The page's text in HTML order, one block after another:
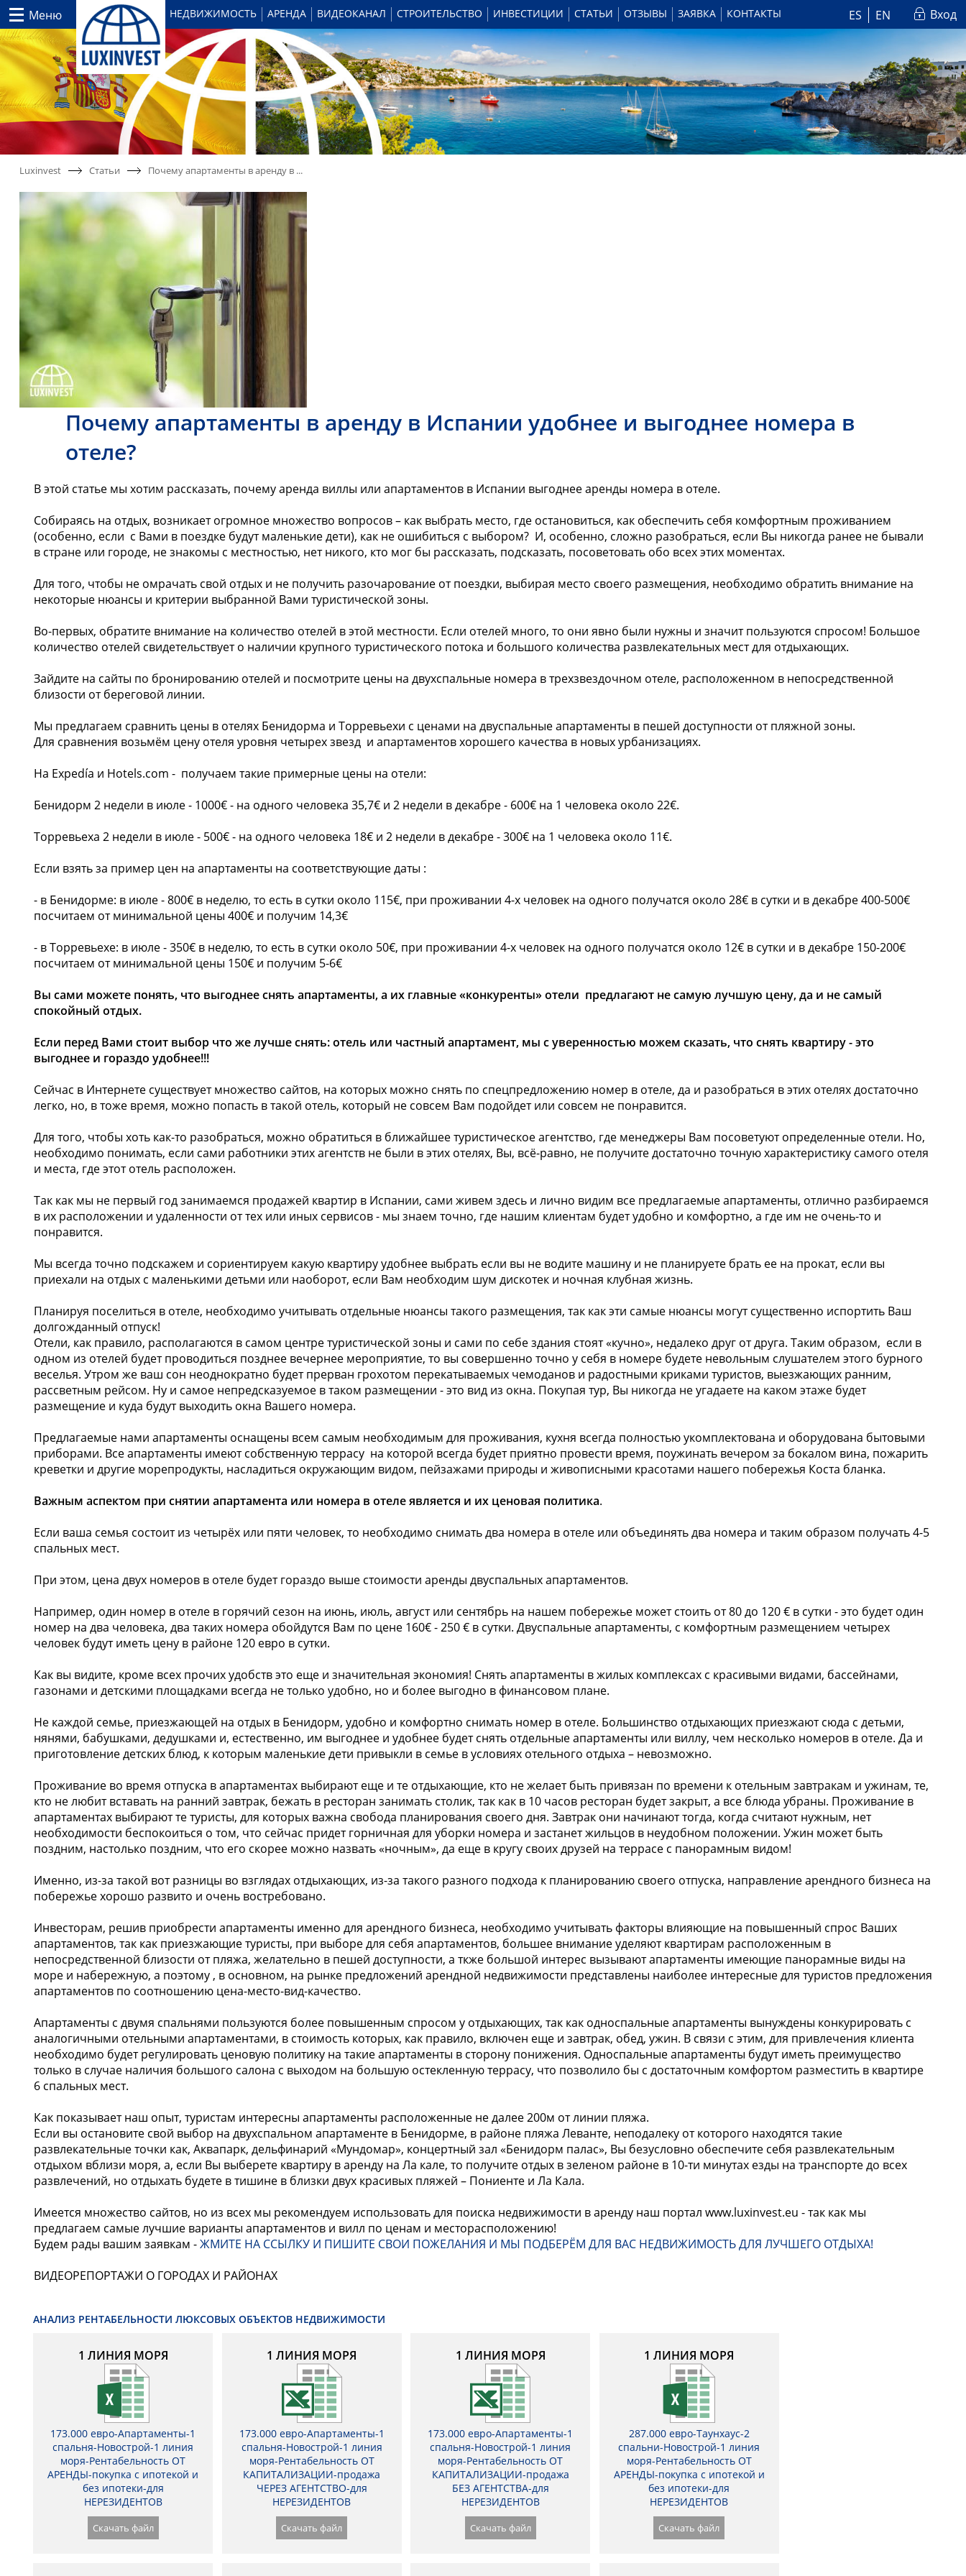
Меню НЕДВИЖИМОСТЬ АРЕНДА ВИДЕОКАНАЛ СТРОИТЕЛЬСТВО ИНВЕСТИЦИИ СТАТЬИ ОТЗЫВЫ ЗАЯВКА КОНТАКТЫ ES EN Вход
Luxinvest Статьи Почему апартаменты в аренду в ...
Почему апартаменты в аренду в Испании удобнее и выгоднее номера в
отеле?
В этой статье мы хотим рассказать, почему аренда виллы или апартаментов в Испании выгоднее аренды номера в отеле.
Собираясь на отдых, возникает огромное множество вопросов – как выбрать место, где остановиться, как обеспечить себя комфортным проживанием
(особенно, если с Вами в поездке будут маленькие дети), как не ошибиться с выбором? И, особенно, сложно разобраться, если Вы никогда ранее не бывали
в стране или городе, не знакомы с местностью, нет никого, кто мог бы рассказать, подсказать, посоветовать обо всех этих моментах.
Для того, чтобы не омрачать свой отдых и не получить разочарование от поездки, выбирая место своего размещения, необходимо обратить внимание на
некоторые нюансы и критерии выбранной Вами туристической зоны.
Во-первых, обратите внимание на количество отелей в этой местности. Если отелей много, то они явно были нужны и значит пользуются спросом! Большое
количество отелей свидетельствует о наличии крупного туристического потока и большого количества развлекательных мест для отдыхающих.
Зайдите на сайты по бронированию отелей и посмотрите цены на двухспальные номера в трехзвездочном отеле, расположенном в непосредственной
близости от береговой линии.
Мы предлагаем сравнить цены в отелях Бенидорма и Торревьехи с ценами на двуспальные апартаменты в пешей доступности от пляжной зоны.
Для сравнения возьмём цену отеля уровня четырех звезд и апартаментов хорошего качества в новых урбанизациях.
На Expedía и Hotels.com - получаем такие примерные цены на отели:
Бенидорм 2 недели в июле - 1000€ - на одного человека 35,7€ и 2 недели в декабре - 600€ на 1 человека около 22€.
Торревьеха 2 недели в июле - 500€ - на одного человека 18€ и 2 недели в декабре - 300€ на 1 человека около 11€.
Если взять за пример цен на апартаменты на соответствующие даты :
- в Бенидорме: в июле - 800€ в неделю, то есть в сутки около 115€, при проживании 4-х человек на одного получатся около 28€ в сутки и в декабре 400-500€
посчитаем от минимальной цены 400€ и получим 14,3€
- в Торревьехе: в июле - 350€ в неделю, то есть в сутки около 50€, при проживании 4-х человек на одного получатся около 12€ в сутки и в декабре 150-200€
посчитаем от минимальной цены 150€ и получим 5-6€
Вы сами можете понять, что выгоднее снять апартаменты, а их главные «конкуренты» отели предлагают не самую лучшую цену, да и не самый
спокойный отдых.
Если перед Вами стоит выбор что же лучше снять: отель или частный апартамент, мы с уверенностью можем сказать, что снять квартиру - это
выгоднее и гораздо удобнее!!!
Сейчас в Интернете существует множество сайтов, на которых можно снять по спецпредложению номер в отеле, да и разобраться в этих отелях достаточно
легко, но, в тоже время, можно попасть в такой отель, который не совсем Вам подойдет или совсем не понравится.
Для того, чтобы хоть как-то разобраться, можно обратиться в ближайшее туристическое агентство, где менеджеры Вам посоветуют определенные отели. Но,
необходимо понимать, если сами работники этих агентств не были в этих отелях, Вы, всё-равно, не получите достаточно точную характеристику самого отеля
и места, где этот отель расположен.
Так как мы не первый год занимаемся продажей квартир в Испании, сами живем здесь и лично видим все предлагаемые апартаменты, отлично разбираемся
в их расположении и удаленности от тех или иных сервисов - мы знаем точно, где нашим клиентам будет удобно и комфортно, а где им не очень-то и
понравится.
Мы всегда точно подскажем и сориентируем какую квартиру удобнее выбрать если вы не водите машину и не планируете брать ее на прокат, если вы
приехали на отдых с маленькими детьми или наоборот, если Вам необходим шум дискотек и ночная клубная жизнь.
Планируя поселиться в отеле, необходимо учитывать отдельные нюансы такого размещения, так как эти самые нюансы могут существенно испортить Ваш
долгожданный отпуск!
Отели, как правило, располагаются в самом центре туристической зоны и сами по себе здания стоят «кучно», недалеко друг от друга. Таким образом, если в
одном из отелей будет проводиться позднее вечернее мероприятие, то вы совершенно точно у себя в номере будете невольным слушателем этого бурного
веселья. Утром же ваш сон неоднократно будет прерван грохотом перекатываемых чемоданов и радостными криками туристов, выезжающих ранним,
рассветным рейсом. Ну и самое непредсказуемое в таком размещении - это вид из окна. Покупая тур, Вы никогда не угадаете на каком этаже будет
размещение и куда будут выходить окна Вашего номера.
Предлагаемые нами апартаменты оснащены всем самым необходимым для проживания, кухня всегда полностью укомплектована и оборудована бытовыми
приборами. Все апартаменты имеют собственную террасу на которой всегда будет приятно провести время, поужинать вечером за бокалом вина, пожарить
креветки и другие морепродукты, насладиться окружающим видом, пейзажами природы и живописными красотами нашего побережья Коста бланка.
Важным аспектом при снятии апартамента или номера в отеле является и их ценовая политика.
Если ваша семья состоит из четырёх или пяти человек, то необходимо снимать два номера в отеле или объединять два номера и таким образом получать 4-5
спальных мест.
При этом, цена двух номеров в отеле будет гораздо выше стоимости аренды двуспальных апартаментов.
Например, один номер в отеле в горячий сезон на июнь, июль, август или сентябрь на нашем побережье может стоить от 80 до 120 € в сутки - это будет один
номер на два человека, два таких номера обойдутся Вам по цене 160€ - 250 € в сутки. Двуспальные апартаменты, с комфортным размещением четырех
человек будут иметь цену в районе 120 евро в сутки.
Как вы видите, кроме всех прочих удобств это еще и значительная экономия! Снять апартаменты в жилых комплексах с красивыми видами, бассейнами,
газонами и детскими площадками всегда не только удобно, но и более выгодно в финансовом плане.
Не каждой семье, приезжающей на отдых в Бенидорм, удобно и комфортно снимать номер в отеле. Большинство отдыхающих приезжают сюда с детьми,
нянями, бабушками, дедушками и, естественно, им выгоднее и удобнее будет снять отдельные апартаменты или виллу, чем несколько номеров в отеле. Да и
приготовление детских блюд, к которым маленькие дети привыкли в семье в условиях отельного отдыха – невозможно.
Проживание во время отпуска в апартаментах выбирают еще и те отдыхающие, кто не желает быть привязан по времени к отельным завтракам и ужинам, те,
кто не любит вставать на ранний завтрак, бежать в ресторан занимать столик, так как в 10 часов ресторан будет закрыт, а все блюда убраны. Проживание в
апартаментах выбирают те туристы, для которых важна свобода планирования своего дня. Завтрак они начинают тогда, когда считают нужным, нет
необходимости беспокоиться о том, что сейчас придет горничная для уборки номера и застанет жильцов в неудобном положении. Ужин может быть
поздним, настолько поздним, что его скорее можно назвать «ночным», да еще в кругу своих друзей на террасе с панорамным видом!
Именно, из-за такой вот разницы во взглядах отдыхающих, из-за такого разного подхода к планированию своего отпуска, направление арендного бизнеса на
побережье хорошо развито и очень востребовано.
Инвесторам, решив приобрести апартаменты именно для арендного бизнеса, необходимо учитывать факторы влияющие на повышенный спрос Ваших
апартаментов, так как приезжающие туристы, при выборе для себя апартаментов, большее внимание уделяют квартирам расположенным в
непосредственной близости от пляжа, желательно в пешей доступности, а ткже большой интерес вызывают апартаменты имеющие панорамные виды на
море и набережную, а поэтому , в основном, на рынке предложений арендной недвижимости представлены наиболее интересные для туристов предложения
апартаментов по соотношению цена-место-вид-качество.
Апартаменты с двумя спальнями пользуются более повышенным спросом у отдыхающих, так как односпальные апартаменты вынуждены конкурировать с
аналогичными отельными апартаментами, в стоимость которых, как правило, включен еще и завтрак, обед, ужин. В связи с этим, для привлечения клиента
необходимо будет регулировать ценовую политику на такие апартаменты в сторону понижения. Односпальные апартаменты будут иметь преимущество
только в случае наличия большого салона с выходом на большую остекленную террасу, что позволило бы с достаточным комфортом разместить в квартире
6 спальных мест.
Как показывает наш опыт, туристам интересны апартаменты расположенные не далее 200м от линии пляжа.
Если вы остановите свой выбор на двухспальном апартаменте в Бенидорме, в районе пляжа Леванте, неподалеку от которого находятся такие
развлекательные точки как, Аквапарк, дельфинарий «Мундомар», концертный зал «Бенидорм палас», Вы безусловно обеспечите себя развлекательным
отдыхом вблизи моря, а, если Вы выберете квартиру в аренду на Ла кале, то получите отдых в зеленом районе в 10-ти минутах езды на транспорте до всех
развлечений, но отдыхать будете в тишине в близки двух красивых пляжей – Пониенте и Ла Кала.
Имеется множество сайтов, но из всех мы рекомендуем использовать для поиска недвижимости в аренду наш портал www.luxinvest.eu - так как мы
предлагаем самые лучшие варианты апартаментов и вилл по ценам и месторасположению!
Будем рады вашим заявкам -ЖМИТЕ НА ССЫЛКУ И ПИШИТЕ СВОИ ПОЖЕЛАНИЯ И МЫ ПОДБЕРЁМ ДЛЯ ВАС НЕДВИЖИМОСТЬ ДЛЯ ЛУЧШЕГО ОТДЫХА!
ВИДЕОРЕПОРТАЖИ О ГОРОДАХ И РАЙОНАХ
АНАЛИЗ РЕНТАБЕЛЬНОСТИ ЛЮКСОВЫХ ОБЪЕКТОВ НЕДВИЖИМОСТИ
1 ЛИНИЯ МОРЯ
173.000 евро-Апартаменты-1
спальня-Новострой-1 линия
моря-Рентабельность ОТ
АРЕНДЫ-покупка с ипотекой и
без ипотеки-для
НЕРЕЗИДЕНТОВ
Скачать файл
1 ЛИНИЯ МОРЯ
173.000 евро-Апартаменты-1
спальня-Новострой-1 линия
моря-Рентабельность ОТ
КАПИТАЛИЗАЦИИ-продажа
ЧЕРЕЗ АГЕНТСТВО-для
НЕРЕЗИДЕНТОВ
Скачать файл
1 ЛИНИЯ МОРЯ
173.000 евро-Апартаменты-1
спальня-Новострой-1 линия
моря-Рентабельность ОТ
КАПИТАЛИЗАЦИИ-продажа
БЕЗ АГЕНТСТВА-для
НЕРЕЗИДЕНТОВ
Скачать файл
1 ЛИНИЯ МОРЯ
287.000 евро-Таунхаус-2
спальни-Новострой-1 линия
моря-Рентабельность ОТ
АРЕНДЫ-покупка с ипотекой и
без ипотеки-для
НЕРЕЗИДЕНТОВ
Скачать файл